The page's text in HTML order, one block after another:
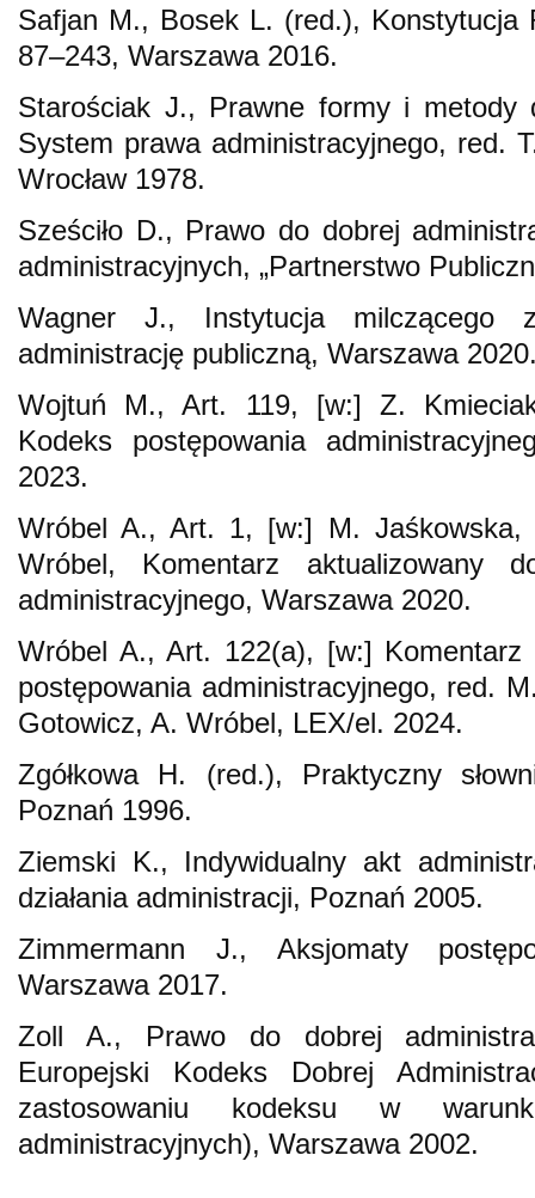
Safjan M., Bosek L. (red.),
87–243, Warszawa 2016.
Starościak J., Prawne formy i metody
System prawa administracyjnego, red.
Wrocław 1978.
Sześciło D., Prawo do dobrej
administracyjnych, „Partnerstwo
Wagner J., Instytucja milczącego
administrację publiczną, Warszawa
Wojtuń M., Art. 119, [w:] Z.
Kodeks postępowania
2023.
Wróbel A., Art. 1, [w:] M. Jaśkowska,
Wróbel, Komentarz aktualizowany
administracyjnego, Warszawa 2020.
Wróbel A., Art. 122(a), [w:] Komentarz
postępowania administracyjnego, red.
Gotowicz, A. Wróbel, LEX/el. 2024.
Zgółkowa H. (red.), Praktyczny
Poznań 1996.
Ziemski K., Indywidualny akt
działania administracji, Poznań 2005.
Zimmermann J., Aksjomaty
Warszawa 2017.
Zoll A., Prawo do dobrej
Europejski Kodeks Dobrej
zastosowaniu kodeksu w
administracyjnych), Warszawa 2002.